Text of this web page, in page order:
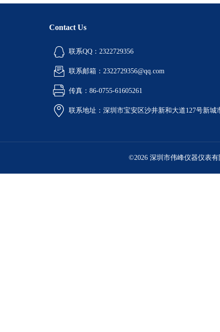
Contact Us
联系QQ：2322729356
联系邮箱：2322729356@qq.com
传真：86-0755-61605261
联系地址：深圳市宝安区沙井新和大道127号新城
©2026 深圳市伟峰仪器仪表